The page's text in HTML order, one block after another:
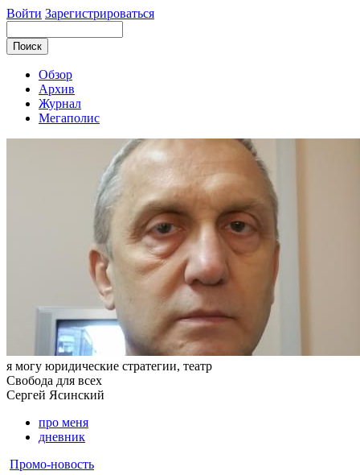
Войти Зарегистрироваться
Обзор
Архив
Журнал
Мегаполис
я могу юридические стратегии, театр
Свобода для всех
Сергей Ясинский
про меня
дневник
Промо-новость